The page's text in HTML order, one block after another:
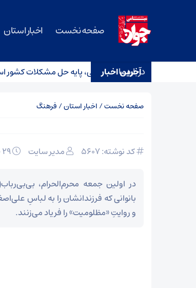
صفحه نخست اخبار استان
درباره ما
آخرین اخبار
و مشارکت مردمی، پایه حل مشکلات کشور است
صفحه نخست/ اخبار استان/ فرهنگ
کد نوشته: 5607 مدیر سایت
در اولین جمعه‌ محرم‌الحرام،
بانوانی که فرزندانشان را به لباسِ
و روایتِ «مظلومیت» را فریاد می‌زنند.